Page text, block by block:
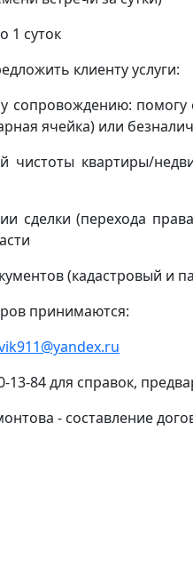
1 суток
клиенту услуги:
сопровождению: помогу
ячейка) или
чистоты квартиры/
сделки (перехода
(кадастровый и
принимаются:
13-84 для справок,
- составление